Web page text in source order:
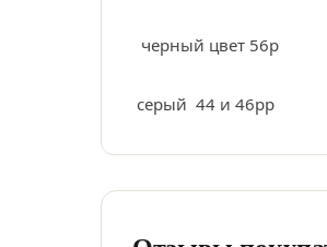
черный цвет 56р
серый 44 и 46рр